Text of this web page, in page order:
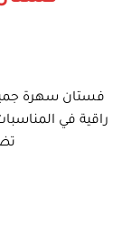
فستان سهرة
راقية في